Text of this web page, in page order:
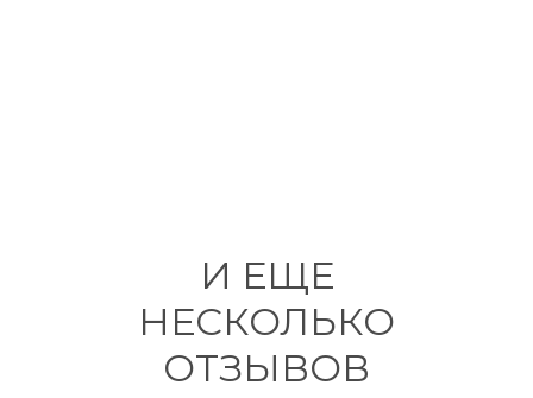
И ЕЩЕ
НЕСКОЛЬКО
ОТЗЫВОВ